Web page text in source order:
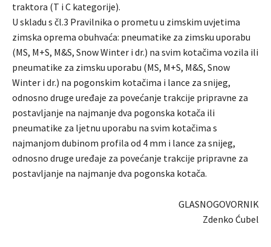
traktora (T i C kategorije).
U skladu s čl.3 Pravilnika o prometu u zimskim uvjetima
zimska oprema obuhvaća: pneumatike za zimsku uporabu
(MS, M+S, M&S, Snow Winter i dr.) na svim kotačima vozila ili
pneumatike za zimsku uporabu (MS, M+S, M&S, Snow
Winter i dr.) na pogonskim kotačima i lance za snijeg,
odnosno druge uređaje za povećanje trakcije pripravne za
postavlјanje na najmanje dva pogonska kotača ili
pneumatike za lјetnu uporabu na svim kotačima s
najmanjom dubinom profila od 4 mm i lance za snijeg,
odnosno druge uređaje za povećanje trakcije pripravne za
postavljanje na najmanje dva pogonska kotača.
GLASNOGOVORNIK
Zdenko Ćubel